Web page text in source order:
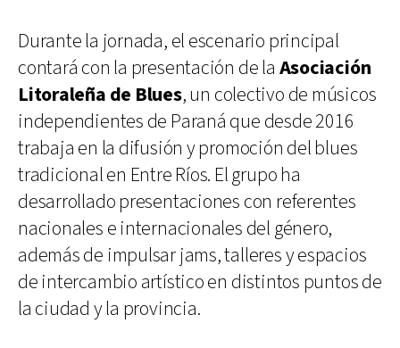
Durante la jornada, el escenario principal
contará con la presentación de la Asociación
Litoraleña de Blues, un colectivo de músicos
independientes de Paraná que desde 2016
trabaja en la difusión y promoción del blues
tradicional en Entre Ríos. El grupo ha
desarrollado presentaciones con referentes
nacionales e internacionales del género,
además de impulsar jams, talleres y espacios
de intercambio artístico en distintos puntos de
la ciudad y la provincia.